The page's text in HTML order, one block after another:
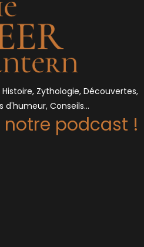
Zythologie, Découvertes,
d'humeur, Conseils…
notre podcast !